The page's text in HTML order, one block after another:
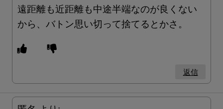
遠距離も近距離も中途半端なのが良くない
から、バトン思い切って捨てるとかさ。
返信